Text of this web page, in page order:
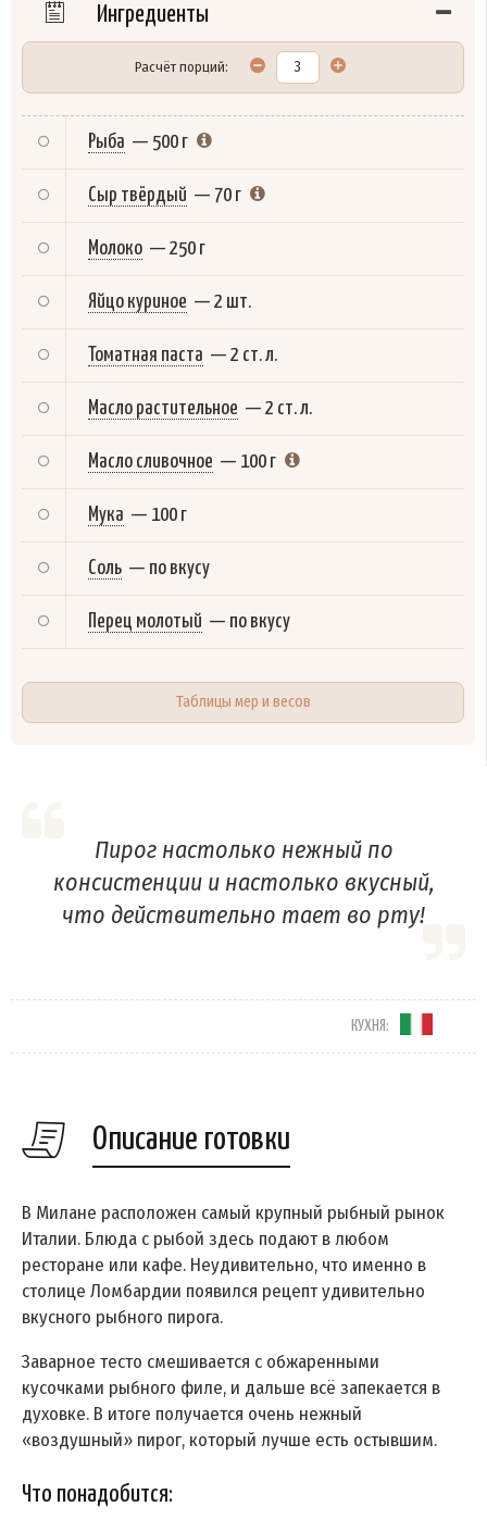
Ингредиенты
Расчёт порций:
Рыба — 500 г
Сыр твёрдый — 70 г
Молоко — 250 г
Яйцо куриное — 2 шт.
Томатная паста — 2 ст. л.
Масло растительное — 2 ст. л.
Масло сливочное — 100 г
Мука — 100 г
Соль — по вкусу
Перец молотый — по вкусу
Таблицы мер и весов
Пирог настолько нежный по
консистенции и настолько вкусный,
что действительно тает во рту!
КУХНЯ:
Описание готовки
В Милане расположен самый крупный рыбный рынок
Италии. Блюда с рыбой здесь подают в любом
ресторане или кафе. Неудивительно, что именно в
столице Ломбардии появился рецепт удивительно
вкусного рыбного пирога.
Заварное тесто смешивается с обжаренными
кусочками рыбного филе, и дальше всё запекается в
духовке. В итоге получается очень нежный
«воздушный» пирог, который лучше есть остывшим.
Что понадобится: